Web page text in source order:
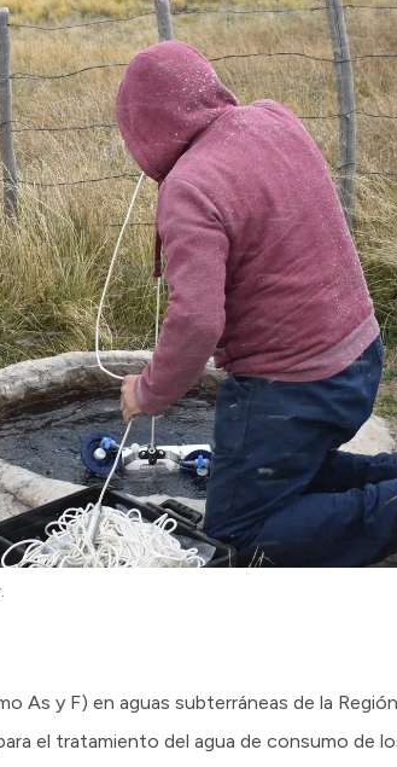
As y F) en aguas subterráneas de la
el tratamiento del agua de consumo de